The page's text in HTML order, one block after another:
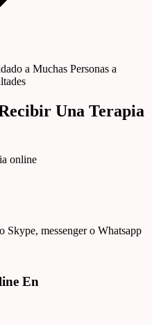
a Muchas Personas a
Una Terapia
messenger o Whatsapp
En